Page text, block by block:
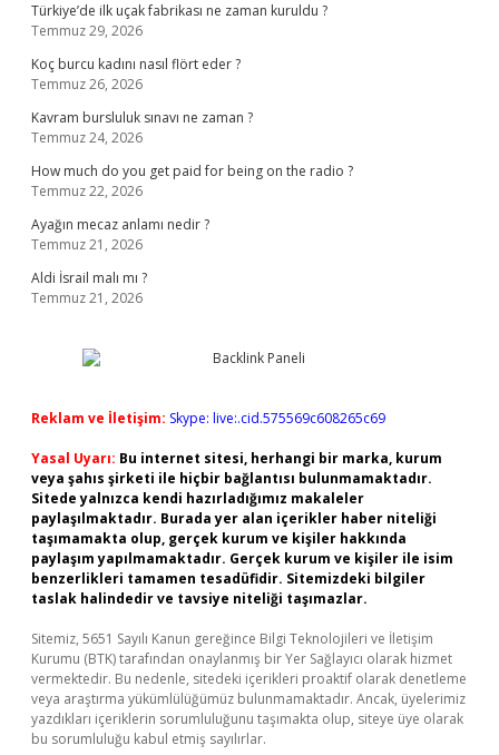
Türkiye’de ilk uçak fabrikası ne zaman kuruldu ?
Temmuz 29, 2026
Koç burcu kadını nasıl flört eder ?
Temmuz 26, 2026
Kavram bursluluk sınavı ne zaman ?
Temmuz 24, 2026
How much do you get paid for being on the radio ?
Temmuz 22, 2026
Ayağın mecaz anlamı nedir ?
Temmuz 21, 2026
Aldi İsrail malı mı ?
Temmuz 21, 2026
Reklam ve İletişim: Skype: live:.cid.575569c608265c69
Yasal Uyarı: Bu internet sitesi, herhangi bir marka, kurum
veya şahıs şirketi ile hiçbir bağlantısı bulunmamaktadır.
Sitede yalnızca kendi hazırladığımız makaleler
paylaşılmaktadır. Burada yer alan içerikler haber niteliği
taşımamakta olup, gerçek kurum ve kişiler hakkında
paylaşım yapılmamaktadır. Gerçek kurum ve kişiler ile isim
benzerlikleri tamamen tesadüfidir. Sitemizdeki bilgiler
taslak halindedir ve tavsiye niteliği taşımazlar.
Sitemiz, 5651 Sayılı Kanun gereğince Bilgi Teknolojileri ve İletişim
Kurumu (BTK) tarafından onaylanmış bir Yer Sağlayıcı olarak hizmet
vermektedir. Bu nedenle, sitedeki içerikleri proaktif olarak denetleme
veya araştırma yükümlülüğümüz bulunmamaktadır. Ancak, üyelerimiz
yazdıkları içeriklerin sorumluluğunu taşımakta olup, siteye üye olarak
bu sorumluluğu kabul etmiş sayılırlar.